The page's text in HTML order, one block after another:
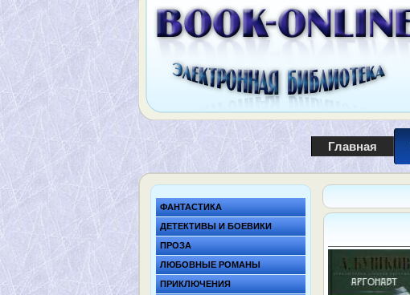
Главная
ФАНТАСТИКА
ДЕТЕКТИВЫ И БОЕВИКИ
ПРОЗА
ЛЮБОВНЫЕ РОМАНЫ
ПРИКЛЮЧЕНИЯ